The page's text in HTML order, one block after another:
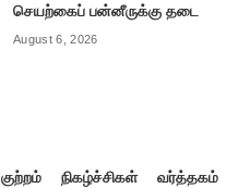
செயற்கைப் பன்னீருக்கு தடை
August 6, 2026
குற்றம் நிகழ்ச்சிகள் வர்த்தகம்